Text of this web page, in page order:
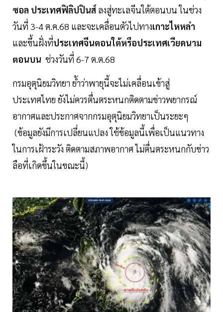
ซอล ประเทศฟิลิปปินส์ ลงสู่ทะเลจีนใต้ตอนบน ในช่วง
วันที่ 3-4 ต.ค.68 และจะเคลื่อนตัวไปทางเกาะไหหลำ
และขึ้นฝั่งที่ประเทศจีนตอนใต้หรือประเทศเวียดนาม
ตอนบน ช่วงวันที่ 6-7 ต.ต.68
กรมอุตุนิยมวิทยา ย้ำว่าพายุนี้จะไม่เคลื่อนเข้าสู่
ประเทศไทย ยังไม่ควรตื่นตระหนกติดตามข่าวพยากรณ์
อากาศและประกาศจากกรมอุตุนิยมวิทยาเป็นระยะๆ
(ข้อมูลยังมีการเปลี่ยนแปลง ใช้ข้อมูลนี้เพื่อเป็นแนวทาง
ในการเฝ้าระวัง ติดตามสภาพอากาศ ไม่ตื่นตระหนกกับข่าว
ลือที่เกิดขึ้นในขณะนี้)